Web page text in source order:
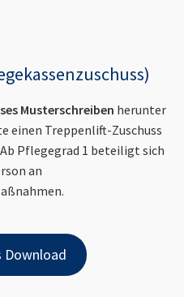
Musterschreiben herunter
einen Treppenlift-Zuschuss
Pflegegrad 1 beteiligt sich
an
Download